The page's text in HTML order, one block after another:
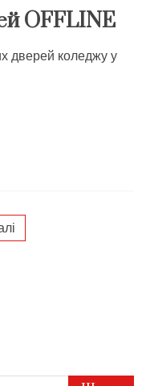
ОFFLINE
дверей коледжу у